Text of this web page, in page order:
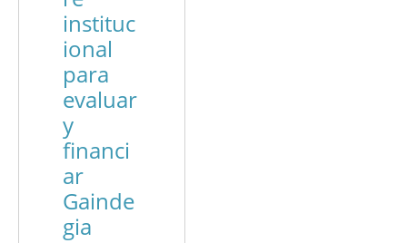
instituc
ional
para
evaluar
y
financi
ar
Gainde
gia